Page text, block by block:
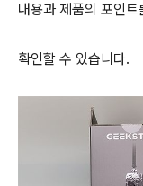
내용과 제품의 포인
확인할 수 있습니다.